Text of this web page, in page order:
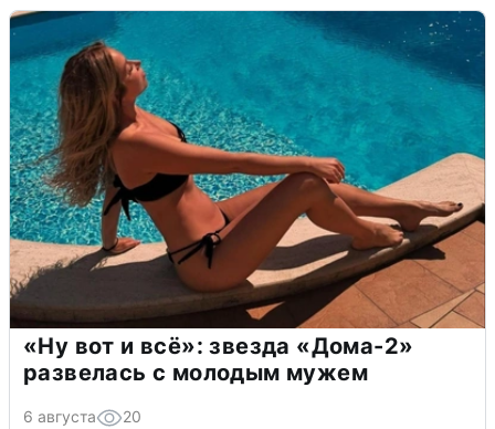
«Ну вот и всё»: звезда «Дома-2»
развелась с молодым мужем
6 августа 20